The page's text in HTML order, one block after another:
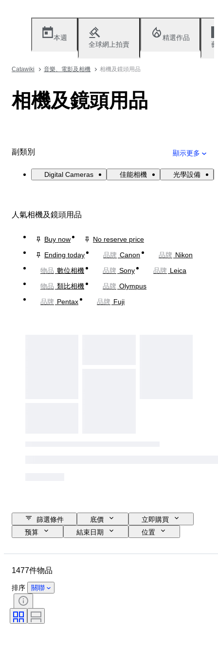
本週
全球網上拍賣
精選作品
Catawiki 音樂、電影及相機 相機及鏡頭用品
相機及鏡頭用品
副類別 顯示更多
Digital Cameras 佳能相機 光學設備
人氣相機及鏡頭用品
Buy now
No reserve price
Ending today
品牌 Canon 品牌 Nikon
物品 數位相機 品牌 Sony 品牌 Leica
物品 類比相機 品牌 Olympus
品牌 Pentax 品牌 Fuji
篩選條件 底價
立即購買
预算
結束日期
位置
標題
訂裝
錄影機類型
望遠鏡類型
出售者：
1477件物品
排序 關聯